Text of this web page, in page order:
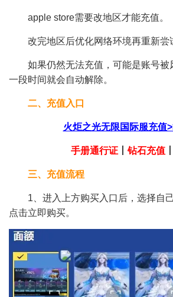
apple store需要改地区才能充值。
改完地区后优化网络环境再重新尝
如果仍然无法充值，可能是账号被
一段时间就会自动解除。
二、充值入口
火炬之光无限国际服充值
手册通行证 丨钻石充值
三、充值流程
1、进入上方购买入口后，选择自
点击立即购买。